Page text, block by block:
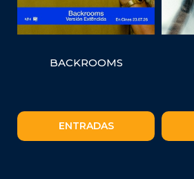
BACKROOMS
ENTRADAS